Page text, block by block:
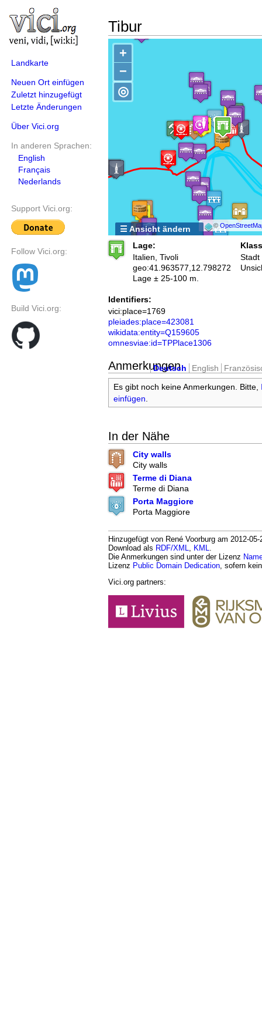
Landkarte
Neuen Ort einfügen
Zuletzt hinzugefügt
Letzte Änderungen
Über Vici.org
In anderen Sprachen:
English
Français
Nederlands
Support Vici.org:
Follow Vici.org:
Build Vici.org:
Tibur
+
−
©
◎
☰ Ansicht ändern
Lage:
Italien, Tivoli
geo:41.963577,12.798272
Lage ± 25-100 m.
Stadt
Identifiers:
vici:place=1769
pleiades:place=423081
wikidata:entity=Q159605
omnesviae:id=TPPlace1306
Anmerkungen
Deutsch English
Es gibt noch keine Anmerkungen. Bitte,
einfügen
In der Nähe
City walls
City walls
Terme di Diana
Terme di Diana
Porta Maggiore
Porta Maggiore
Hinzugefügt von René Voorburg am 2012-
Download als RDF/XML KML
Die Anmerkungen sind unter der Lizenz
Lizenz Public Domain Dedication , sofern
Vici.org partners: